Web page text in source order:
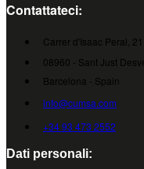
Contattateci:
Carrer d'Isaac Peral, 21
08960 - Sant Just
Barcelona - Spain
info@cumsa.com
+34 93 473 2552
Dati personali: